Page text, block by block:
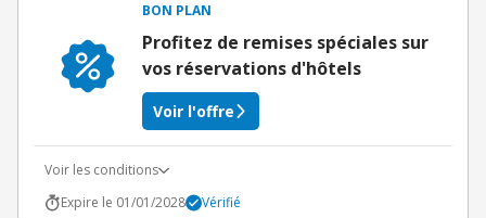
BON PLAN
Profitez de remises spéciales sur
vos réservations d'hôtels
Voir l'offre
Voir les conditions
Expire le 01/01/2028
Vérifié